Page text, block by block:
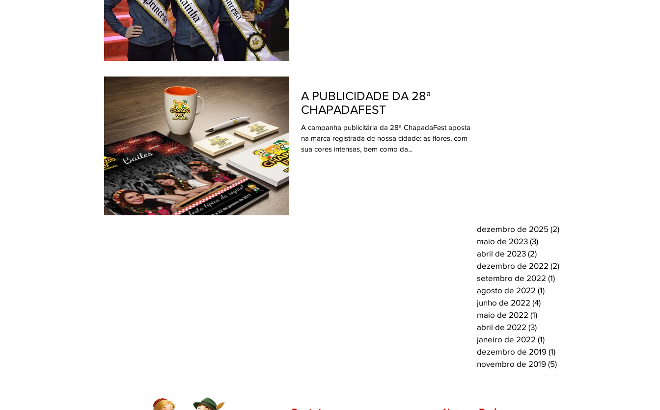
A PUBLICIDADE DA 28ª
CHAPADAFEST
A campanha publicitária da 28ª ChapadaFest aposta
na marca registrada de nossa cidade: as flores, com
sua cores intensas, bem como da...
dezembro de 2025 (2)
maio de 2023 (3)
abril de 2023 (2)
dezembro de 2022 (2)
setembro de 2022 (1)
agosto de 2022 (1)
junho de 2022 (4)
maio de 2022 (1)
abril de 2022 (3)
janeiro de 2022 (1)
dezembro de 2019 (1)
novembro de 2019 (5)